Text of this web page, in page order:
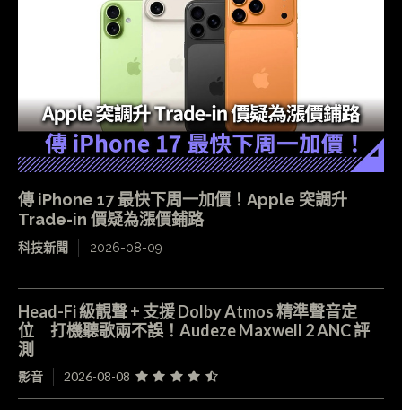
傳 iPhone 17 最快下周一加價！Apple 突調升
Trade-in 價疑為漲價鋪路
科技新聞 2026-08-09
Head-Fi 級靚聲 + 支援 Dolby Atmos 精準聲音定
位 打機聽歌兩不誤！Audeze Maxwell 2 ANC 評
測
影音 2026-08-08